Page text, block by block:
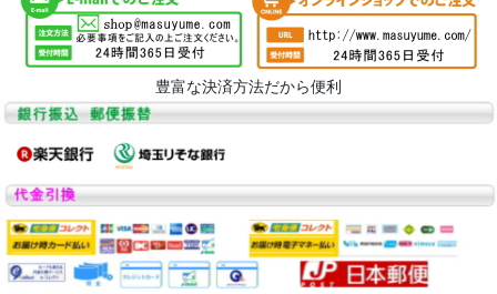
豊富な決済方法だから便利